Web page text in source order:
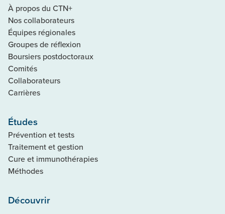
À propos du CTN+
Nos collaborateurs
Équipes régionales
Groupes de réflexion
Boursiers postdoctoraux
Comités
Collaborateurs
Carrières
Études
Prévention et tests
Traitement et gestion
Cure et immunothérapies
Méthodes
Découvrir